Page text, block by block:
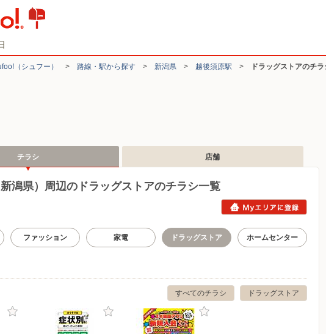
（シュフー） > 路線・駅から探す > 新潟県 > 越後須原駅 > ドラッグストアのチ
チラシ 店舗
潟県）周辺のドラッグストアのチラシ一覧
ファッション 家電 ドラッグストア ホームセンター
ドラッグストア
すべてのチラシ